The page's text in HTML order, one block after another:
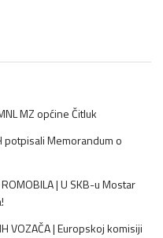
MZ općine Čitluk
potpisali Memorandum o
ROMOBILA | U SKB-u Mostar
VOZAČA | Europskoj komisiji